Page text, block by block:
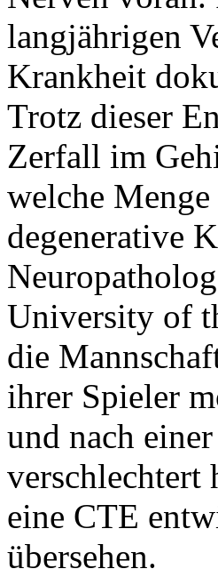
langjährigen
Krankheit
Trotz dieser
Zerfall im
welche
degenerative
University of
die
ihrer Spieler
und nach
verschlechtert
eine CTE
übersehen.